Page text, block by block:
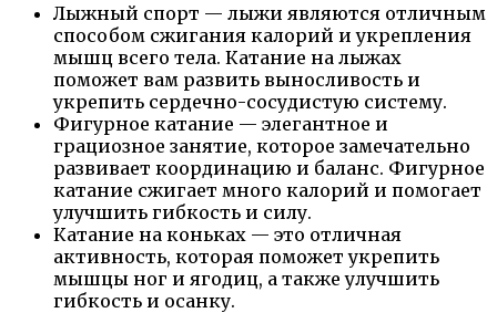
Лыжный спорт — лыжи являются отличным
способом сжигания калорий и укрепления
мышц всего тела. Катание на лыжах
поможет вам развить выносливость и
укрепить сердечно-сосудистую систему.
Фигурное катание — элегантное и
грациозное занятие, которое замечательно
развивает координацию и баланс. Фигурное
катание сжигает много калорий и помогает
улучшить гибкость и силу.
Катание на коньках — это отличная
активность, которая поможет укрепить
мышцы ног и ягодиц, а также улучшить
гибкость и осанку.